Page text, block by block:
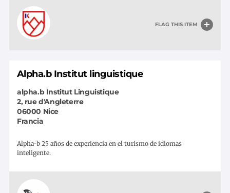
FLAG THIS ITEM
Alpha.b Institut linguistique
alpha.b Institut Linguistique
2, rue d'Angleterre
06000 Nice
Francia
Alpha-b 25 años de experiencia en el turismo de idiomas
inteligente.